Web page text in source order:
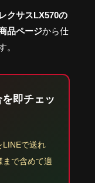
クサスLX570の
品ページから仕
。
即チェッ
LINEで送れ
まで含めて適